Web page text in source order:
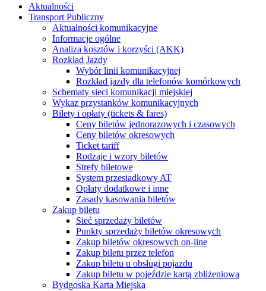
Aktualności
Transport Publiczny
Aktualności komunikacyjne
Informacje ogólne
Analiza kosztów i korzyści (AKK)
Rozkład Jazdy
Wybór linii komunikacyjnej
Rozkład jazdy dla telefonów komórkowych
Schematy sieci komunikacji miejskiej
Wykaz przystanków komunikacyjnych
Bilety i opłaty (tickets & fares)
Ceny biletów jednorazowych i czasowych
Ceny biletów okresowych
Ticket tariff
Rodzaje i wzory biletów
Strefy biletowe
System przesiadkowy AT
Opłaty dodatkowe i inne
Zasady kasowania biletów
Zakup biletu
Sieć sprzedaży biletów
Punkty sprzedaży biletów okresowych
Zakup biletów okresowych on-line
Zakup biletu przez telefon
Zakup biletu u obsługi pojazdu
Zakup biletu w pojeździe kartą zbliżeniową
Bydgoska Karta Miejska